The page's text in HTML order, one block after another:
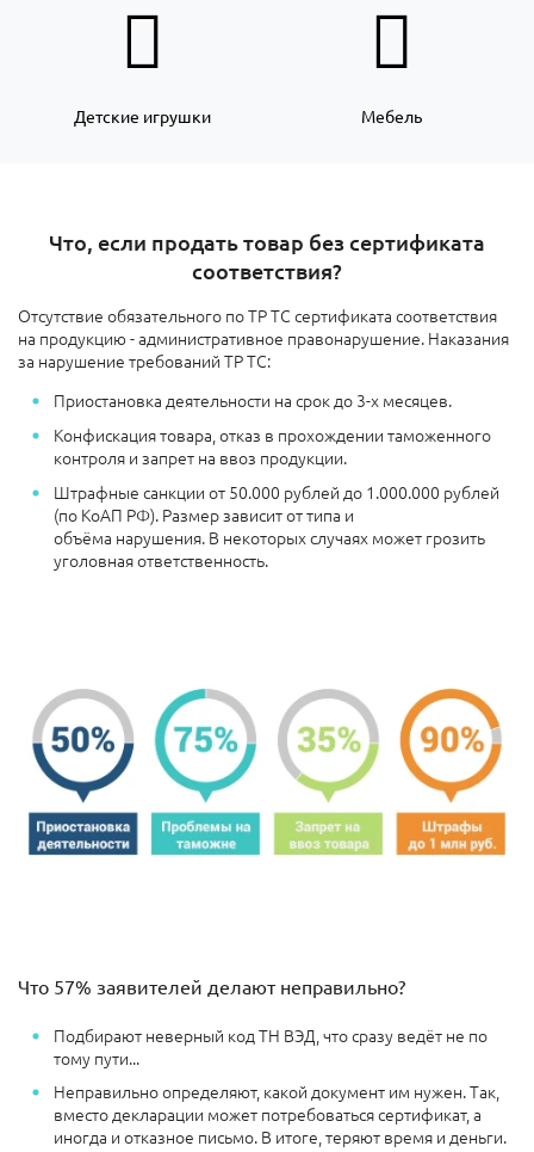
Детские игрушки Мебель
Что, если продать товар без сертификата
соответствия?
Отсутствие обязательного по ТР ТС сертификата соответствия
на продукцию - административное правонарушение. Наказания
за нарушение требований ТР ТС:
Приостановка деятельности на срок до 3-х месяцев.
Конфискация товара, отказ в прохождении таможенного
контроля и запрет на ввоз продукции.
Штрафные санкции от 50.000 рублей до 1.000.000 рублей
(по КоАП РФ). Размер зависит от типа и
объёма нарушения. В некоторых случаях может грозить
уголовная ответственность.
Что 57% заявителей делают неправильно?
Подбирают неверный код ТН ВЭД, что сразу ведёт не по
тому пути...
Неправильно определяют, какой документ им нужен. Так,
вместо декларации может потребоваться сертификат, а
иногда и отказное письмо. В итоге, теряют время и деньги.